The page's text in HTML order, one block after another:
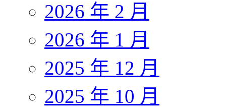
2026 年 2 月
2026 年 1 月
2025 年 12 月
2025 年 10 月